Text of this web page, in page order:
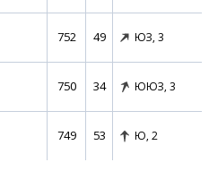
752 49 ЮЗ, 3
750 34 ЮЮЗ, 3
749 53 Ю, 2